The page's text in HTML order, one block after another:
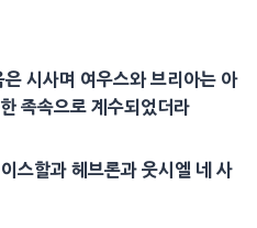
시사며 여우스와브리아는 아
족속으로 계수되었더라
이스할과 헤브론과 웃시엘 네 사